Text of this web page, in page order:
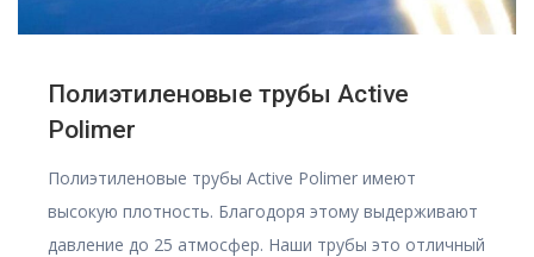
Полиэтиленовые трубы Active
Polimer
Полиэтиленовые трубы Active Polimer имеют
высокую плотность. Благодоря этому выдерживают
давление до 25 атмосфер. Наши трубы это отличный